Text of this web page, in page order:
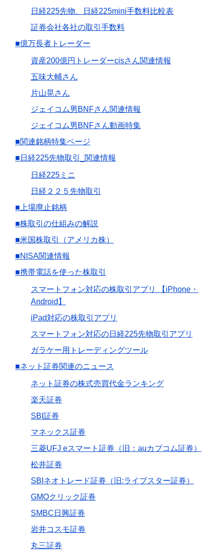
日経225先物、日経225mini手数料比較表
証券会社各社の取引手数料
■億万長者トレーダー
資産200億円トレーダーcisさん関連情報
五味大輔さん
片山晃さん
ジェイコム男BNFさん関連情報
ジェイコム男BNFさん動画特集
■関連銘柄特集ページ
■日経225先物取引_関連情報
日経225ミニ
日経２２５先物取引
■上場廃止銘柄
■株取引の仕組みの解説
■米国株取引（アメリカ株）
■NISA関連情報
■携帯電話を使った株取引
スマートフォン対応の株取引アプリ 【iPhone・
Android】
iPad対応の株取引アプリ
スマートフォン対応の日経225先物取引アプリ
ガラケー用トレーディングツール
■ネット証券関連のニュース
ネット証券の株式売買代金ランキング
楽天証券
SBI証券
マネックス証券
三菱UFJ eスマート証券（旧：auカブコム証券）
松井証券
SBIネオトレード証券（旧:ライブスター証券）
GMOクリック証券
SMBC日興証券
岩井コスモ証券
丸三証券